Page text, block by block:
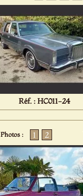
Réf. : HC011-24
Photos : 1 2